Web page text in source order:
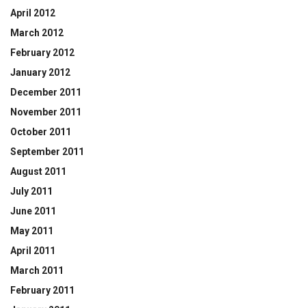
April 2012
March 2012
February 2012
January 2012
December 2011
November 2011
October 2011
September 2011
August 2011
July 2011
June 2011
May 2011
April 2011
March 2011
February 2011